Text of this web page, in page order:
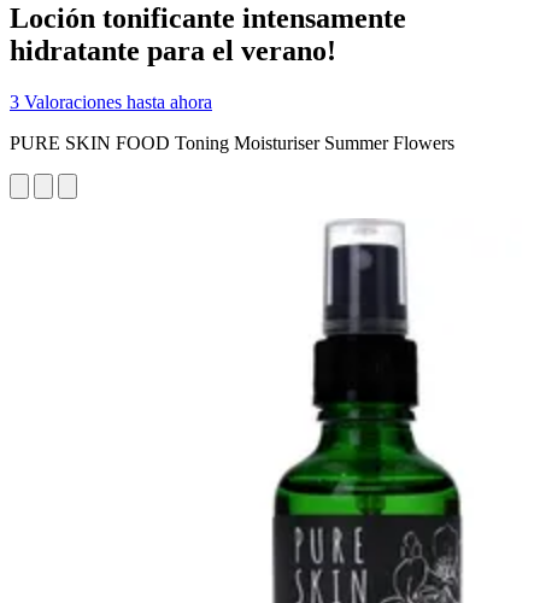
Loción tonificante intensamente
hidratante para el verano!
3 Valoraciones hasta ahora
PURE SKIN FOOD Toning Moisturiser Summer Flowers